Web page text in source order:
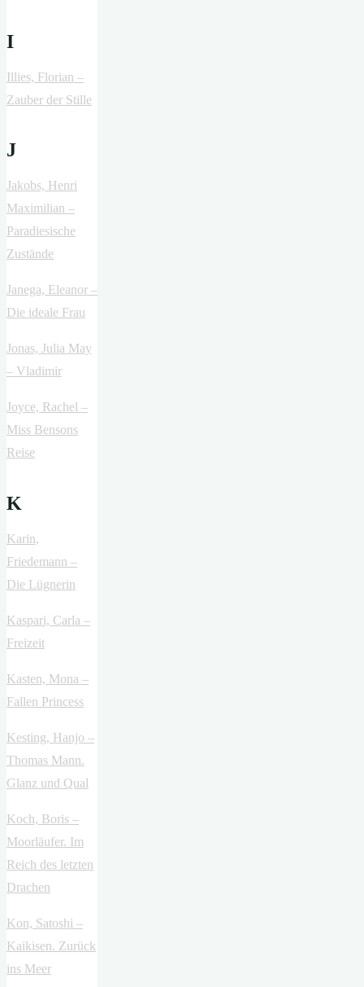
I
Illies, Florian –
Zauber der Stille
J
Jakobs, Henri
Maximilian –
Paradiesische
Zustände
Janega, Eleanor –
Die ideale Frau
Jonas, Julia May
– Vladimir
Joyce, Rachel –
Miss Bensons
Reise
K
Karin,
Friedemann –
Die Lügnerin
Kaspari, Carla –
Freizeit
Kasten, Mona –
Fallen Princess
Kesting, Hanjo –
Thomas Mann.
Glanz und Qual
Koch, Boris –
Moorläufer. Im
Reich des letzten
Drachen
Kon, Satoshi –
Kaikisen. Zurück
ins Meer